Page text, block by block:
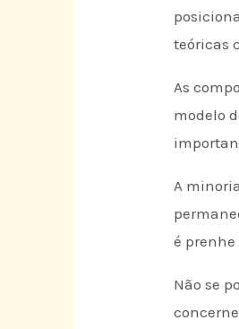
teóricas
As
modelo
A
é
Não se